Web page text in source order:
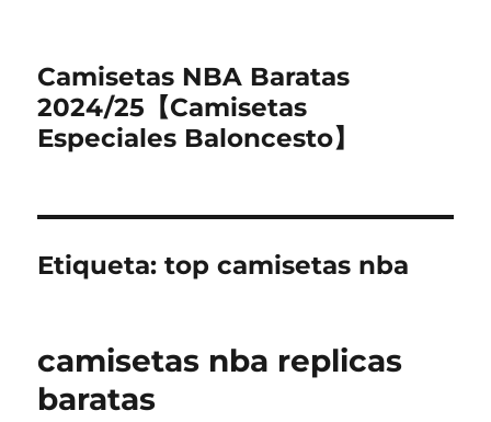
Camisetas NBA Baratas
2024/25【Camisetas
Especiales Baloncesto】
Etiqueta:top camisetas nba
camisetas nba replicas
baratas